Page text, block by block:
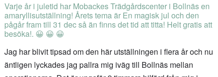
Varje år i juletid har Mobackes Trädgårdscenter i Bollnäs en
amaryllisutställning! Årets tema är En magisk jul och den
pågår fram till 31 dec så än finns det tid att titta! Helt gratis att
besöka!. 😀 😀 😀
Jag har blivit tipsad om den här utställningen i flera år och nu
äntligen lyckades jag pallra mig iväg till Bollnäs mellan